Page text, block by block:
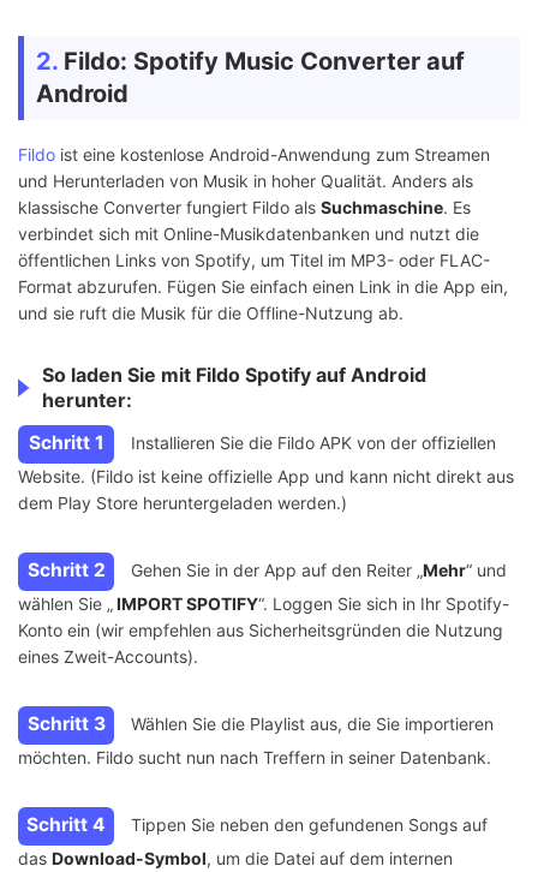
2. Fildo: Spotify Music Converter auf
Android
Fildo ist eine kostenlose Android-Anwendung zum Streamen
und Herunterladen von Musik in hoher Qualität. Anders als
klassische Converter fungiert Fildo als Suchmaschine. Es
verbindet sich mit Online-Musikdatenbanken und nutzt die
öffentlichen Links von Spotify, um Titel im MP3- oder FLAC-
Format abzurufen. Fügen Sie einfach einen Link in die App ein,
und sie ruft die Musik für die Offline-Nutzung ab.
So laden Sie mit Fildo Spotify auf Android
herunter:
Schritt 1
Installieren Sie die Fildo APK von der offiziellen
Website. (Fildo ist keine offizielle App und kann nicht direkt aus
dem Play Store heruntergeladen werden.)
Schritt 2 Gehen Sie in der App auf den Reiter „Mehr“ und
wählen Sie „IMPORT SPOTIFY“. Loggen Sie sich in Ihr Spotify-
Konto ein (wir empfehlen aus Sicherheitsgründen die Nutzung
eines Zweit-Accounts).
Schritt 3
Wählen Sie die Playlist aus, die Sie importieren
möchten. Fildo sucht nun nach Treffern in seiner Datenbank.
Schritt 4
Tippen Sie neben den gefundenen Songs auf
das Download-Symbol, um die Datei auf dem internen